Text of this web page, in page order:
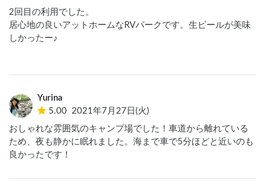
2回目の利用でした。
居心地の良いアットホームなRVパークです。生ビールが美味
しかったー♪
Yurina
5.00 2021年7月27日(火)
おしゃれな雰囲気のキャンプ場でした！車道から離れている
ため、夜も静かに眠れました。海まで車で5分ほどと近いのも
良かったです！